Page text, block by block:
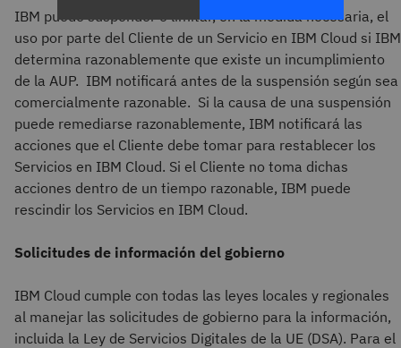
IBM puede suspender o limitar, en la medida necesaria, el
uso por parte del Cliente de un Servicio en IBM Cloud si IBM
determina razonablemente que existe un incumplimiento
de la AUP. IBM notificará antes de la suspensión según sea
comercialmente razonable. Si la causa de una suspensión
puede remediarse razonablemente, IBM notificará las
acciones que el Cliente debe tomar para restablecer los
Servicios en IBM Cloud. Si el Cliente no toma dichas
acciones dentro de un tiempo razonable, IBM puede
rescindir los Servicios en IBM Cloud.
Solicitudes de información del gobierno
IBM Cloud cumple con todas las leyes locales y regionales
al manejar las solicitudes de gobierno para la información,
incluida la Ley de Servicios Digitales de la UE (DSA). Para el